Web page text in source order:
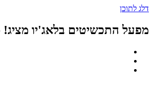
דלג לתוכן
מפעל התכשיטים בלאג'יו מציג!